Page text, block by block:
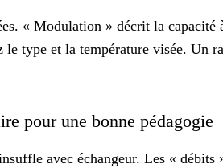
« Modulation » décrit la
type et la température visée. Un
pour une bonne pédagogie
avec échangeur. Les « débits